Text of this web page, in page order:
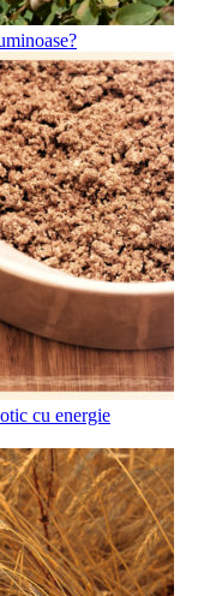
cu energie